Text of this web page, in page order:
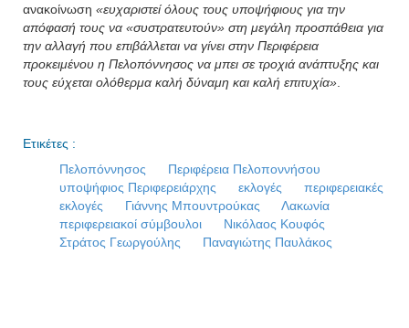
ανακοίνωση «ευχαριστεί όλους τους υποψήφιους για την
απόφασή τους να «συστρατευτούν» στη μεγάλη προσπάθεια για
την αλλαγή που επιβάλλεται να γίνει στην Περιφέρεια
προκειμένου η Πελοπόννησος να μπει σε τροχιά ανάπτυξης και
τους εύχεται ολόθερμα καλή δύναμη και καλή επιτυχία».
Ετικέτες :
Πελοπόννησος
Περιφέρεια Πελοποννήσου
υποψήφιος Περιφερειάρχης
εκλογές
περιφερειακές
εκλογές
Γιάννης Μπουντρούκας
Λακωνία
περιφερειακοί σύμβουλοι
Νικόλαος Κουφός
Στράτος Γεωργούλης
Παναγιώτης Παυλάκος